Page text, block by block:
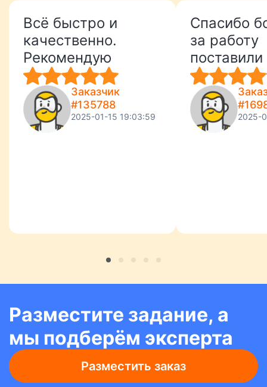
Всё быстро и
качественно.
Рекомендую
Заказчик
#135788
2025-01-15 19:03:59
Спасибо
за работу
2025-
Разместите задание, а
мы подберём эксперта
Разместить заказ